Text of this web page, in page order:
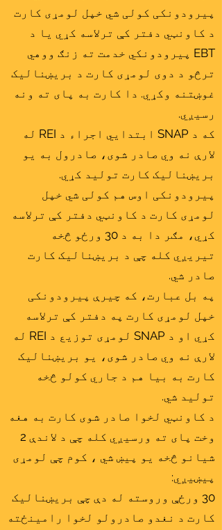
پیرودونکی کولی شي خپل لومړی کارت
د کاونټي دفتر کې ترلاسه کړي یا د
EBT پیرودونکي خدمت ته زنګ ووهي
ترڅو د دوی لومړی کارت د بریښنالیک
غوښتنه وکړي. دا کارت به پای ته ونه
رسیږي.
که د SNAP ابتدايي اجراء د REI له
لارې نه وي صادر شوی، صادرول به یو
بریښنالیک کارت تولید کړي.
پیرودونکی اوس هم کولی شي خپل
لومړی کارت د کاونټي دفتر کې ترلاسه
کړي، مګر دا به د 30 ورځو څخه
تیریږي کله چې د بریښنالیک کارت
صادر شي.
په بل عبارت، که چیرې پیرودونکی
خپل لومړی کارت په دفتر کې ترلاسه
کړي او د SNAP لومړی توزیع د REI له
لارې نه وي صادر شوی، یو بریښنالیک
کارت به بیا هم د جاري کولو څخه
تولید شي.
د کاونټي لخوا صادر شوی کارت به هغه
وخت پای ته ورسیږي کله چې د لاندې 2
شیانو څخه یو پیښ شي ، کوم چې لومړی
پیښیږي:
30 ورځې وروسته له دې چې بریښنالیک
کارت د نغدو صادرولو لخوا رامینځته